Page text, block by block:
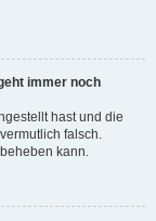
immer noch
hast und die
falsch.
kann.